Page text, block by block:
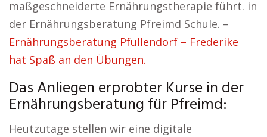
maßgeschneiderte Ernährungstherapie führt. in
der Ernährungsberatung Pfreimd Schule. –
Ernährungsberatung Pfullendorf – Frederike
hat Spaß an den Übungen.
Das Anliegen erprobter Kurse in der
Ernährungsberatung für Pfreimd:
Heutzutage stellen wir eine digitale